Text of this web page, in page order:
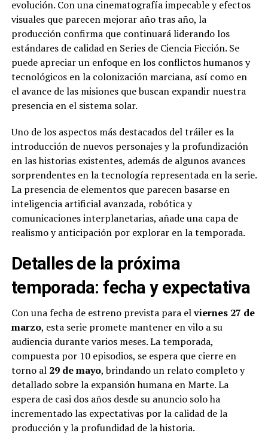
evolución. Con una cinematografía impecable y efectos
visuales que parecen mejorar año tras año, la
producción confirma que continuará liderando los
estándares de calidad en Series de Ciencia Ficción. Se
puede apreciar un enfoque en los conflictos humanos y
tecnológicos en la colonización marciana, así como en
el avance de las misiones que buscan expandir nuestra
presencia en el sistema solar.
Uno de los aspectos más destacados del tráiler es la
introducción de nuevos personajes y la profundización
en las historias existentes, además de algunos avances
sorprendentes en la tecnología representada en la serie.
La presencia de elementos que parecen basarse en
inteligencia artificial avanzada, robótica y
comunicaciones interplanetarias, añade una capa de
realismo y anticipación por explorar en la temporada.
Detalles de la próxima
temporada: fecha y expectativa
Con una fecha de estreno prevista para elviernes 27 de
marzo, esta serie promete mantener en vilo a su
audiencia durante varios meses. La temporada,
compuesta por 10 episodios, se espera que cierre en
torno al 29 de mayo, brindando un relato completo y
detallado sobre la expansión humana en Marte. La
espera de casi dos años desde su anuncio solo ha
incrementado las expectativas por la calidad de la
producción y la profundidad de la historia.